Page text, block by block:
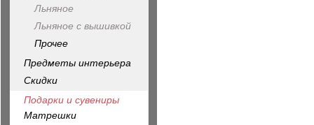
Льняное
Льняное с вышивкой
Прочее
Предметы интерьера
Скидки
Подарки и сувениры
Матрешки